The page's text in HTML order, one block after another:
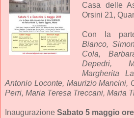
Casa delle
Orsini 21,
Con la
Bianco,
Cola,
Depedri,
Margherita
Antonio Loconte, Maurizio Mancini,
Perri, Maria Teresa Treccani, Maria
Inaugurazione Sabato 5 maggio